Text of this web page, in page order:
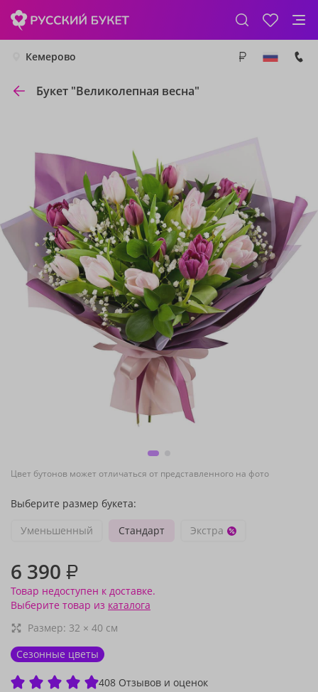
Кемерово
Букет "Великолепная весна"
Цвет бутонов может отличаться от представленного на фото
Выберите размер букета:
Уменьшенный
Стандарт Экстра
6 390 ₽
Товар недоступен к доставке.
Выберите товар из каталога
Размер: 32 × 40 см
Сезонные цветы
408 Отзывов и оценок